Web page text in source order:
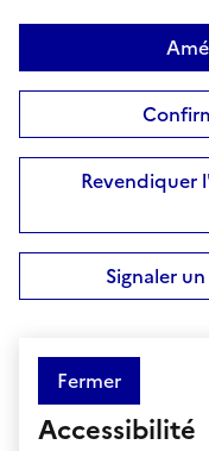
Revendiquer
Signaler
Fermer
Accessibilité